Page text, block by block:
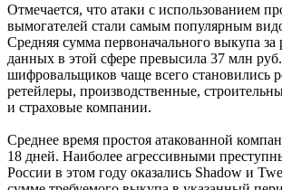
Отмечается, что атаки с использованием
вымогателей стали самым популярным
Средняя сумма первоначального выкупа
данных в этой сфере превысила 37 млн
шифровальщиков чаще всего становились
ретейлеры, производственные,
и страховые компании.
Среднее время простоя атакованной
18 дней. Наиболее агрессивными
России в этом году оказались Shadow и